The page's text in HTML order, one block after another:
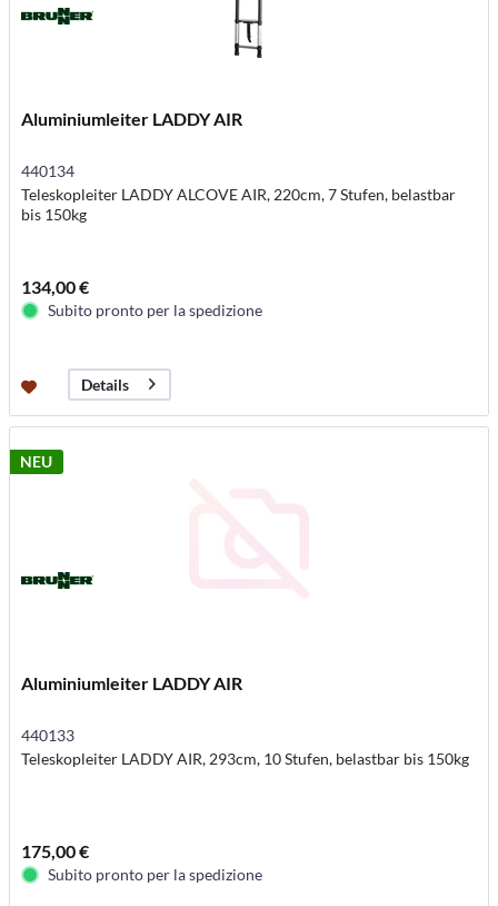
Aluminiumleiter LADDY AIR
440134
Teleskopleiter LADDY ALCOVE AIR, 220cm, 7 Stufen, belastbar
bis 150kg
134,00 €
Subito pronto per la spedizione
Details
NEU
Aluminiumleiter LADDY AIR
440133
Teleskopleiter LADDY AIR, 293cm, 10 Stufen, belastbar bis 150kg
175,00 €
Subito pronto per la spedizione